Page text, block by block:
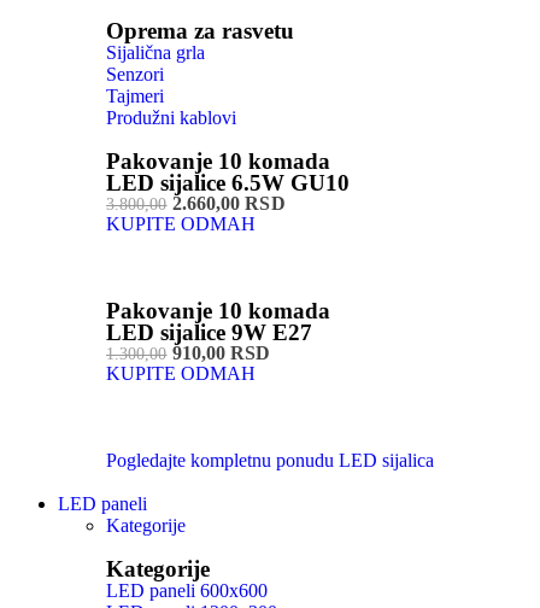
Oprema za rasvetu
Sijalična grla
Senzori
Tajmeri
Produžni kablovi
Pakovanje 10 komada
LED sijalice 6.5W GU10
3.800,002.660,00 RSD
KUPITE ODMAH
Pakovanje 10 komada
LED sijalice 9W E27
1.300,00910,00 RSD
KUPITE ODMAH
Pogledajte kompletnu ponudu LED sijalica
LED paneli
Kategorije
Kategorije
LED paneli 600x600